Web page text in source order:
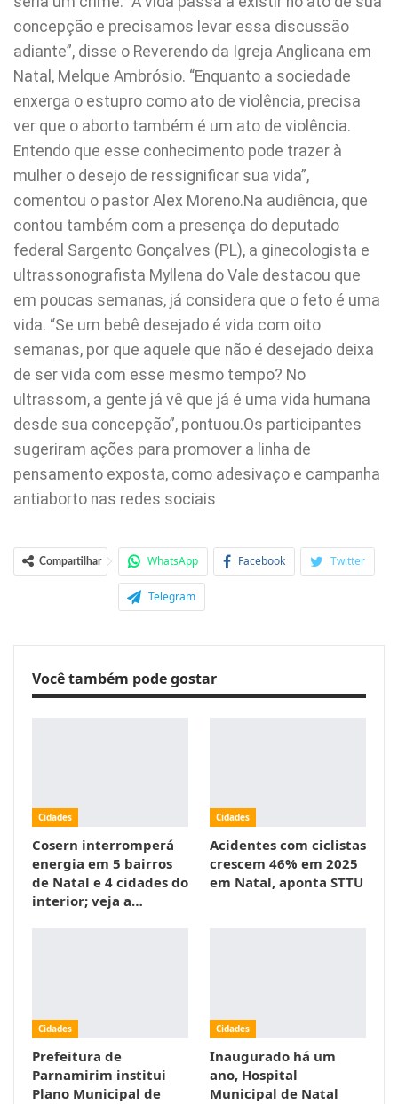
concepção e precisamos levar essa discussão
adiante”, disse o Reverendo da Igreja Anglicana em
Natal, Melque Ambrósio. “Enquanto a sociedade
enxerga o estupro como ato de violência, precisa
ver que o aborto também é um ato de violência.
Entendo que esse conhecimento pode trazer à
mulher o desejo de ressignificar sua vida”,
comentou o pastor Alex Moreno.Na audiência, que
contou também com a presença do deputado
federal Sargento Gonçalves (PL), a ginecologista e
ultrassonografista Myllena do Vale destacou que
em poucas semanas, já considera que o feto é uma
vida. “Se um bebê desejado é vida com oito
semanas, por que aquele que não é desejado deixa
de ser vida com esse mesmo tempo? No
ultrassom, a gente já vê que já é uma vida humana
desde sua concepção”, pontuou.Os participantes
sugeriram ações para promover a linha de
pensamento exposta, como adesivaço e campanha
antiaborto nas redes sociais
Compartilhar WhatsApp Facebook Twitter
Telegram
Você também pode gostar
Cidades
Cosern interromperá
energia em 5 bairros
de Natal e 4 cidades do
interior; veja a…
Cidades
Acidentes com ciclistas
crescem 46% em 2025
em Natal, aponta STTU
Cidades
Prefeitura de
Parnamirim institui
Plano Municipal de
Cidades
Inaugurado há um
ano, Hospital
Municipal de Natal